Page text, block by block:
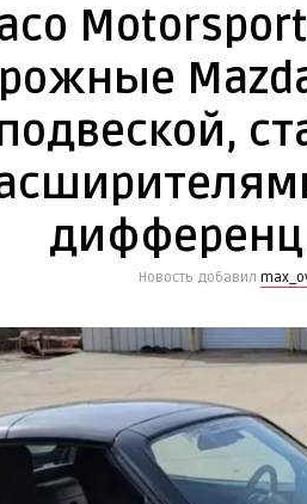
Mazda
Новость добавил